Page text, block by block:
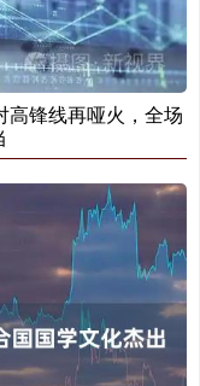
高锋线再哑火，全场